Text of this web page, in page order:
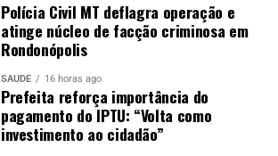
Polícia Civil MT deflagra operação e
atinge núcleo de facção criminosa em
Rondonópolis
SAÚDE 16 horas ago
Prefeita reforça importância do
pagamento do IPTU: “Volta como
investimento ao cidadão”